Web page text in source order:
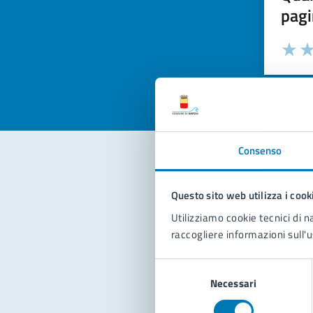
Consenso
Questo sito web utilizza i
Utilizziamo cookie tecnici di
raccogliere informazioni
Necessari
Valuta